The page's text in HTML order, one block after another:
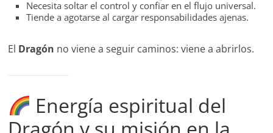
Necesita soltar el control y confiar en el flujo universal.
Tiende a agotarse al cargar responsabilidades ajenas.
El Dragón no viene a seguir caminos: viene a abrirlos.
Energía espiritual del